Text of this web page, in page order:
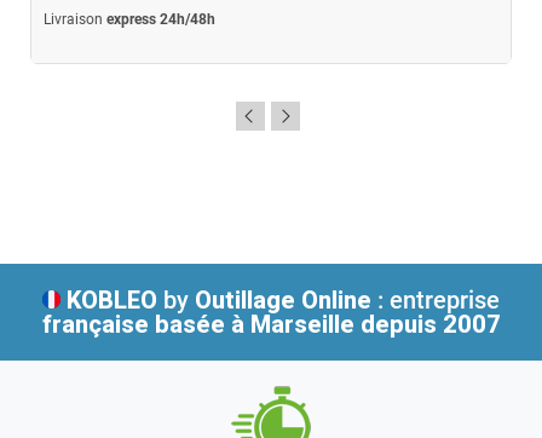
Livraison express 24h/48h
KOBLEO by Outillage Online : entreprise
française basée à Marseille depuis 2007